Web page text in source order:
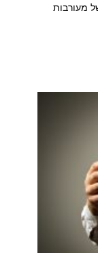
מעורבות